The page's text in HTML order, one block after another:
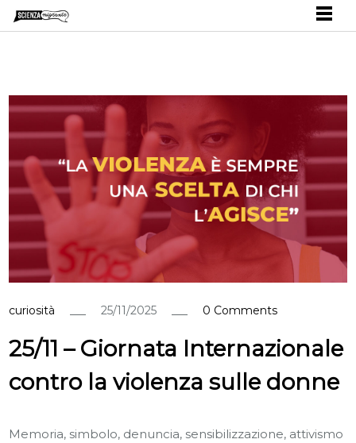
curiosità 25/11/2025 0 Comments
25/11 – Giornata Internazionale
contro la violenza sulle donne
Memoria, simbolo, denuncia, sensibilizzazione, attivismo